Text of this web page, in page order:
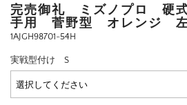
完売御礼 ミズノプロ 硬
手用 菅野型 オレンジ 左
1AJGH98701-54H
実戦型付け S